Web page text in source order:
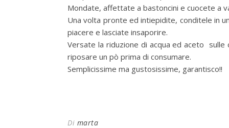
Mondate, affettate a bastoncini e cuocete a
Una volta pronte ed intiepidite, conditele in
piacere e lasciate insaporire.
Versate la riduzione di acqua ed aceto
riposare un pò prima di consumare.
Semplicissime ma gustosissime, garantisco!!
Di marta